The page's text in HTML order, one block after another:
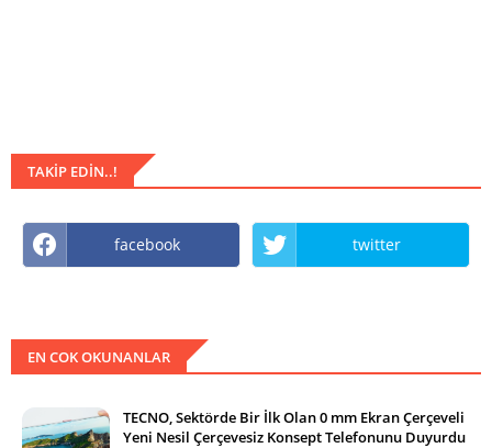
TAKIP EDIN..!
facebook twitter
EN COK OKUNANLAR
TECNO, Sektörde Bir İlk Olan 0 mm Ekran Çerçeveli
Yeni Nesil Çerçevesiz Konsept Telefonunu Duyurdu